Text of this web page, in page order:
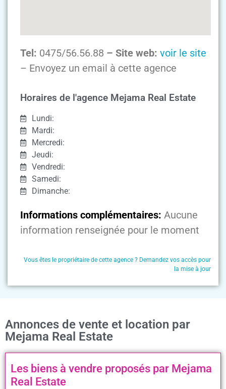
Tel: 0475/56.56.88 – Site web: voir le site
– Envoyez un email à cette agence
Horaires de l'agence Mejama Real Estate
Lundi:
Mardi:
Mercredi:
Jeudi:
Vendredi:
Samedi:
Dimanche:
Informations complémentaires: Aucune
information renseignée pour le moment
Vous êtes le propriétaire de cette agence ? Demandez vos accès pour
la mise à jour
Annonces de vente et location par
Mejama Real Estate
Les biens à vendre proposés par Mejama
Real Estate